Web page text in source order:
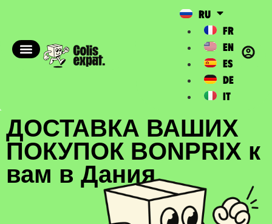
RU
FR
EN
ES
DE
IT
ДОСТАВКА ВАШИХ
ПОКУПОК BONPRIX к
вам в Дания